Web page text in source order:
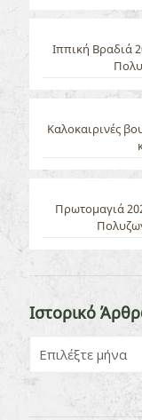
Ιππική Βραδιά
Καλοκαιρινές
Πρωτομαγιά
Ιστορικό